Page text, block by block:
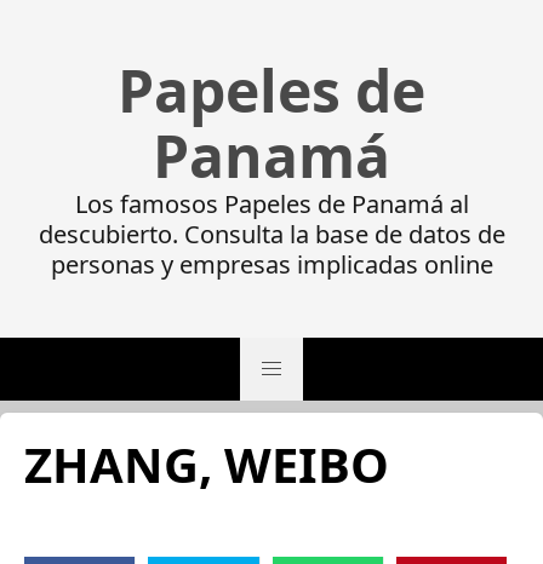
Papeles de
Panamá
Los famosos Papeles de Panamá al
descubierto. Consulta la base de datos de
personas y empresas implicadas online
ZHANG, WEIBO